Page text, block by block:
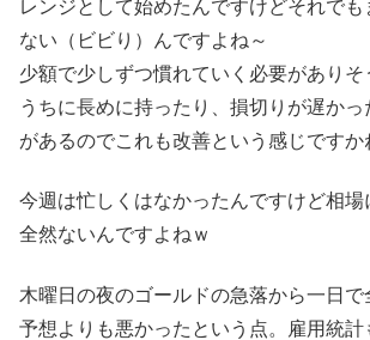
レンジとして始めたんですけどそれでも
ない（ビビり）んですよね～
少額で少しずつ慣れていく必要がありそ
うちに長めに持ったり、損切りが遅か
があるのでこれも改善という感じですか
今週は忙しくはなかったんですけど相
全然ないんですよねｗ
木曜日の夜のゴールドの急落から一日
予想よりも悪かったという点。雇用統